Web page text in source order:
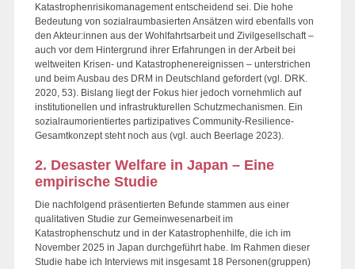
Katastrophenrisikomanagement entscheidend sei. Die hohe
Bedeutung von sozialraumbasierten Ansätzen wird ebenfalls von
den Akteur:innen aus der Wohlfahrtsarbeit und Zivilgesellschaft –
auch vor dem Hintergrund ihrer Erfahrungen in der Arbeit bei
weltweiten Krisen- und Katastrophenereignissen – unterstrichen
und beim Ausbau des DRM in Deutschland gefordert (vgl. DRK.
2020, 53). Bislang liegt der Fokus hier jedoch vornehmlich auf
institutionellen und infrastrukturellen Schutzmechanismen. Ein
sozialraumorientiertes partizipatives Community-Resilience-
Gesamtkonzept steht noch aus (vgl. auch Beerlage 2023).
2. Desaster Welfare in Japan – Eine
empirische Studie
Die nachfolgend präsentierten Befunde stammen aus einer
qualitativen Studie zur Gemeinwesenarbeit im
Katastrophenschutz und in der Katastrophenhilfe, die ich im
November 2025 in Japan durchgeführt habe. Im Rahmen dieser
Studie habe ich Interviews mit insgesamt 18 Personen(gruppen)